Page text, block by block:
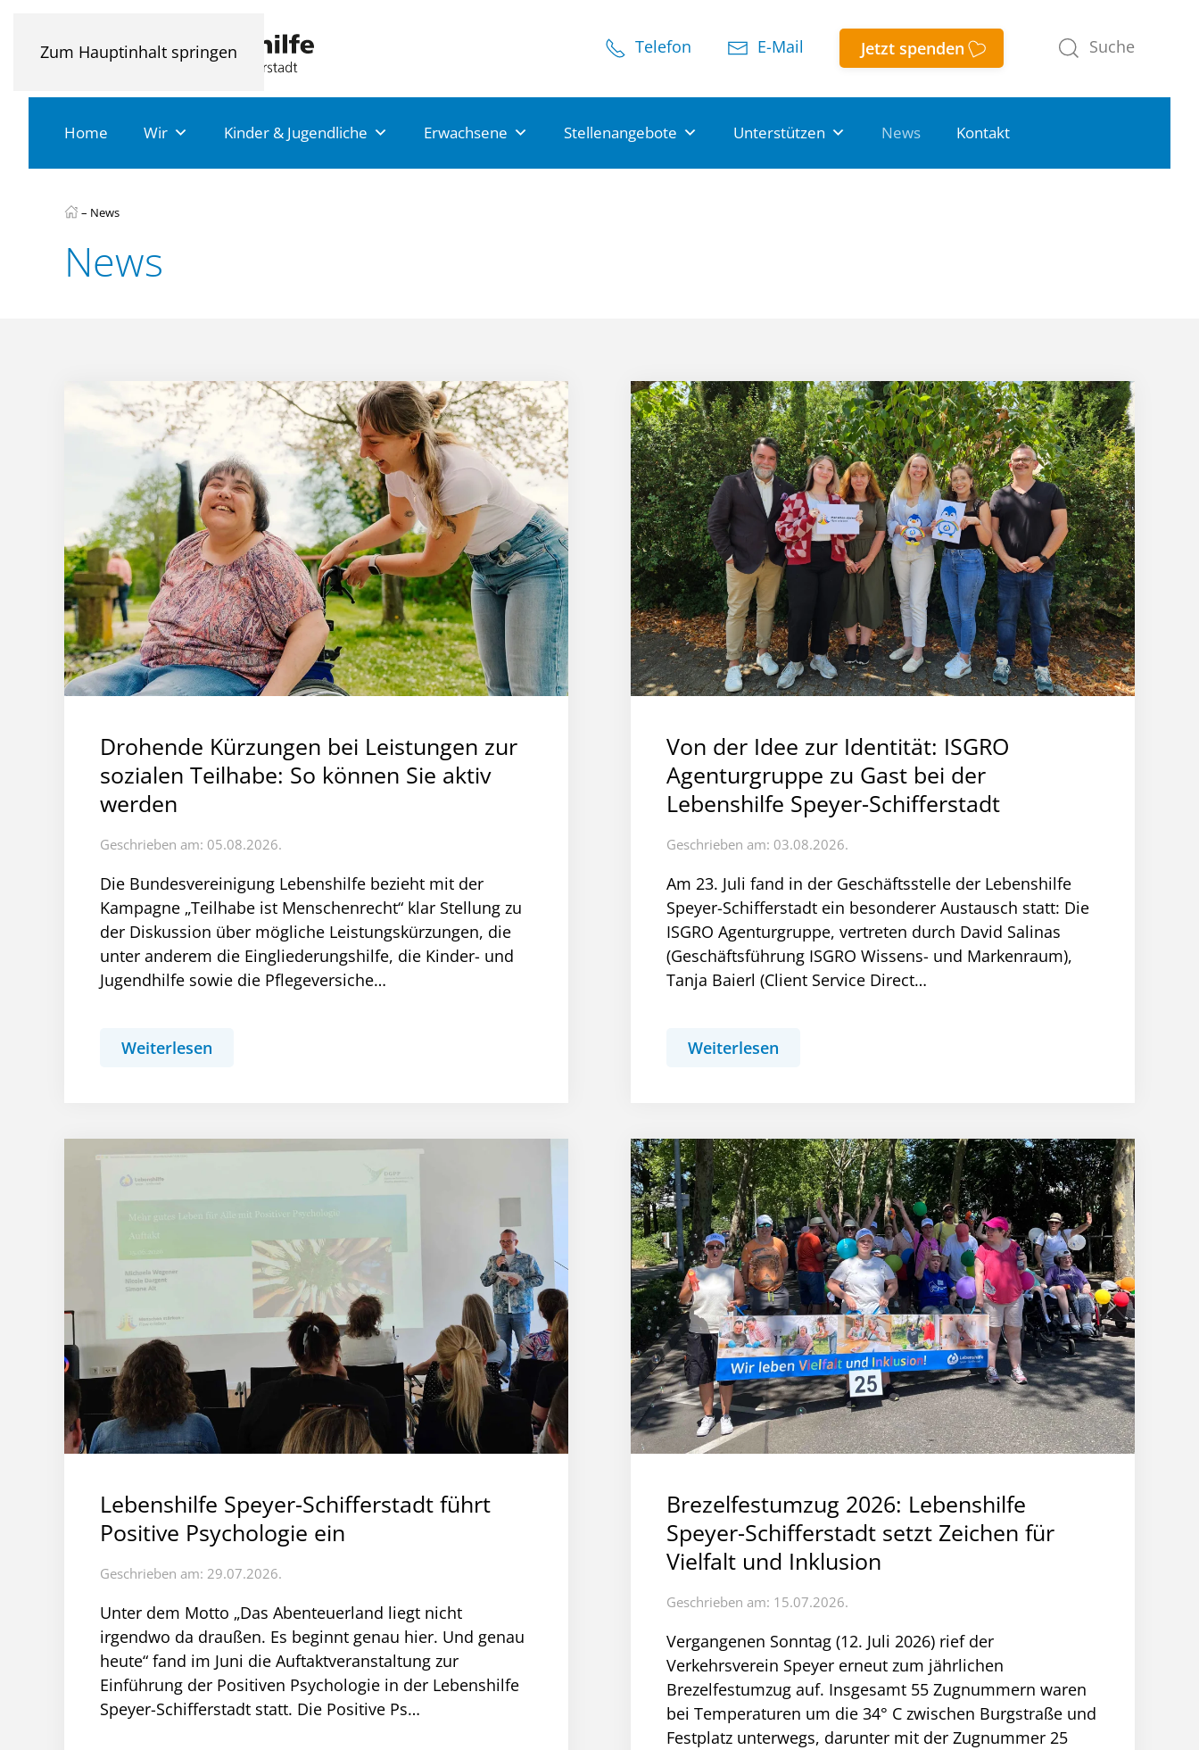
Zum Hauptinhalt springen Telefon E-Mail Jetzt spenden
Home Wir Kinder & Jugendliche Erwachsene Stellenangebote Unterstützen News Kontakt
– News
News
Drohende Kürzungen bei Leistungen zur
sozialen Teilhabe: So können Sie aktiv
werden
Geschrieben am: 05.08.2026.
Die Bundesvereinigung Lebenshilfe bezieht mit der
Kampagne „Teilhabe ist Menschenrecht“ klar Stellung zu
der Diskussion über mögliche Leistungskürzungen, die
unter anderem die Eingliederungshilfe, die Kinder- und
Jugendhilfe sowie die Pflegeversiche…
Weiterlesen
Von der Idee zur Identität: ISGRO
Agenturgruppe zu Gast bei der
Lebenshilfe Speyer-Schifferstadt
Geschrieben am: 03.08.2026.
Am 23. Juli fand in der Geschäftsstelle der Lebenshilfe
Speyer-Schifferstadt ein besonderer Austausch statt: Die
ISGRO Agenturgruppe, vertreten durch David Salinas
(Geschäftsführung ISGRO Wissens- und Markenraum),
Tanja Baierl (Client Service Direct…
Weiterlesen
Lebenshilfe Speyer-Schifferstadt führt
Positive Psychologie ein
Geschrieben am: 29.07.2026.
Unter dem Motto „Das Abenteuerland liegt nicht
irgendwo da draußen. Es beginnt genau hier. Und genau
heute“ fand im Juni die Auftaktveranstaltung zur
Einführung der Positiven Psychologie in der Lebenshilfe
Speyer-Schifferstadt statt. Die Positive Ps…
Brezelfestumzug 2026: Lebenshilfe
Speyer-Schifferstadt setzt Zeichen für
Vielfalt und Inklusion
Geschrieben am: 15.07.2026.
Vergangenen Sonntag (12. Juli 2026) rief der
Verkehrsverein Speyer erneut zum jährlichen
Brezelfestumzug auf. Insgesamt 55 Zugnummern waren
bei Temperaturen um die 34° C zwischen Burgstraße und
Festplatz unterwegs, darunter mit der Zugnummer 25